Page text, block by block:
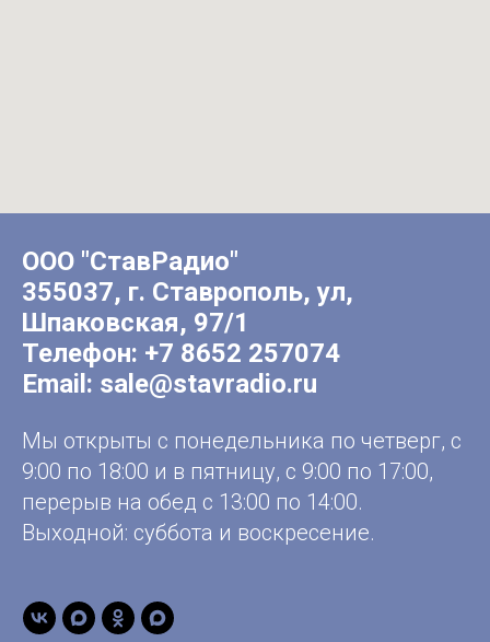
ООО "СтавРадио"
355037, г. Ставрополь, ул,
Шпаковская, 97/1
Телефон: +7 8652 257074
Email: sale@stavradio.ru
Мы открыты с понедельника по четверг, с
9:00 по 18:00 и в пятницу, с 9:00 по 17:00,
перерыв на обед с 13:00 по 14:00.
Выходной: суббота и воскресение.